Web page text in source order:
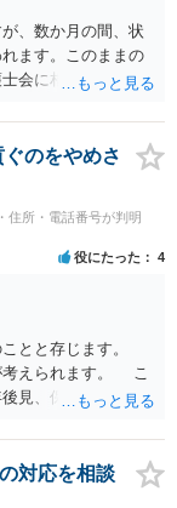
、数か月の間、状
ます。このままの
会に相談してみる
のをやめさ
住所・電話番号が判明
役にたった 4
ことと存じます。
考えられます。 こ
見、保佐、補助と
必要があります。
きません。保佐の
借金やキャッシン
対応を相談